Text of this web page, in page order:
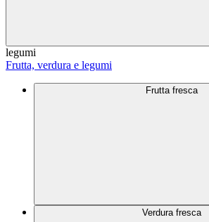
legumi
Frutta, verdura e legumi
Frutta fresca
Verdura fresca